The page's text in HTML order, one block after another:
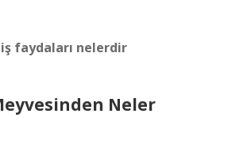
faydaları nelerdir
Neler